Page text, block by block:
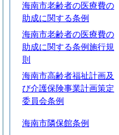
海南市老齢者の医療費の
助成に関する条例
海南市老齢者の医療費の
助成に関する条例施行規
則
海南市高齢者福祉計画及
び介護保険事業計画策定
委員会条例
海南市隣保館条例